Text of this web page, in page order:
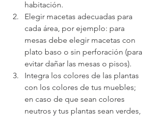
habitación.
Elegir macetas adecuadas para
cada área, por ejemplo: para
mesas debe elegir macetas con
plato baso o sin perforación (para
evitar dañar las mesas o pisos).
Integra los colores de las plantas
con los colores de tus muebles;
en caso de que sean colores
neutros y tus plantas sean verdes,